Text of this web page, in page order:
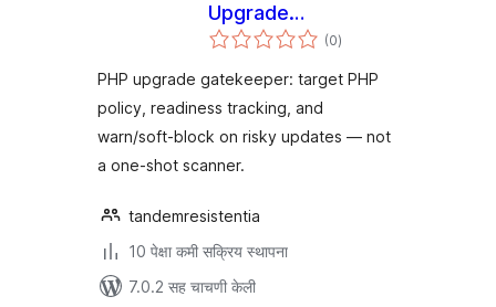
Upgrade
Gatekeeper (0एकूण
मूल्यांकन
)
PHP upgrade gatekeeper: target PHP
policy, readiness tracking, and
warn/soft-block on risky updates — not
a one-shot scanner.
tandemresistentia
10 पेक्षा कमी सक्रिय स्थापना
7.0.2 सह चाचणी केली